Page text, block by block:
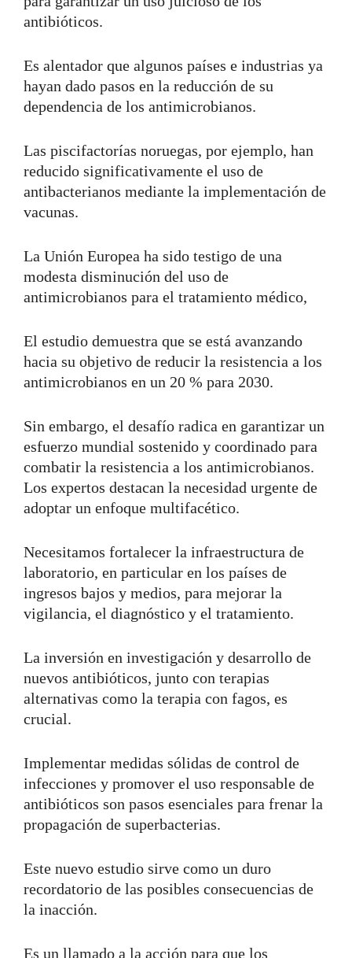
antibióticos.
Es alentador que algunos países e industrias ya
hayan dado pasos en la reducción de su
dependencia de los antimicrobianos.
Las piscifactorías noruegas, por ejemplo, han
reducido significativamente el uso de
antibacterianos mediante la implementación de
vacunas.
La Unión Europea ha sido testigo de una
modesta disminución del uso de
antimicrobianos para el tratamiento médico,
El estudio demuestra que se está avanzando
hacia su objetivo de reducir la resistencia a los
antimicrobianos en un 20 % para 2030.
Sin embargo, el desafío radica en garantizar un
esfuerzo mundial sostenido y coordinado para
combatir la resistencia a los antimicrobianos.
Los expertos destacan la necesidad urgente de
adoptar un enfoque multifacético.
Necesitamos fortalecer la infraestructura de
laboratorio, en particular en los países de
ingresos bajos y medios, para mejorar la
vigilancia, el diagnóstico y el tratamiento.
La inversión en investigación y desarrollo de
nuevos antibióticos, junto con terapias
alternativas como la terapia con fagos, es
crucial.
Implementar medidas sólidas de control de
infecciones y promover el uso responsable de
antibióticos son pasos esenciales para frenar la
propagación de superbacterias.
Este nuevo estudio sirve como un duro
recordatorio de las posibles consecuencias de
la inacción.
Es un llamado a la acción para que los